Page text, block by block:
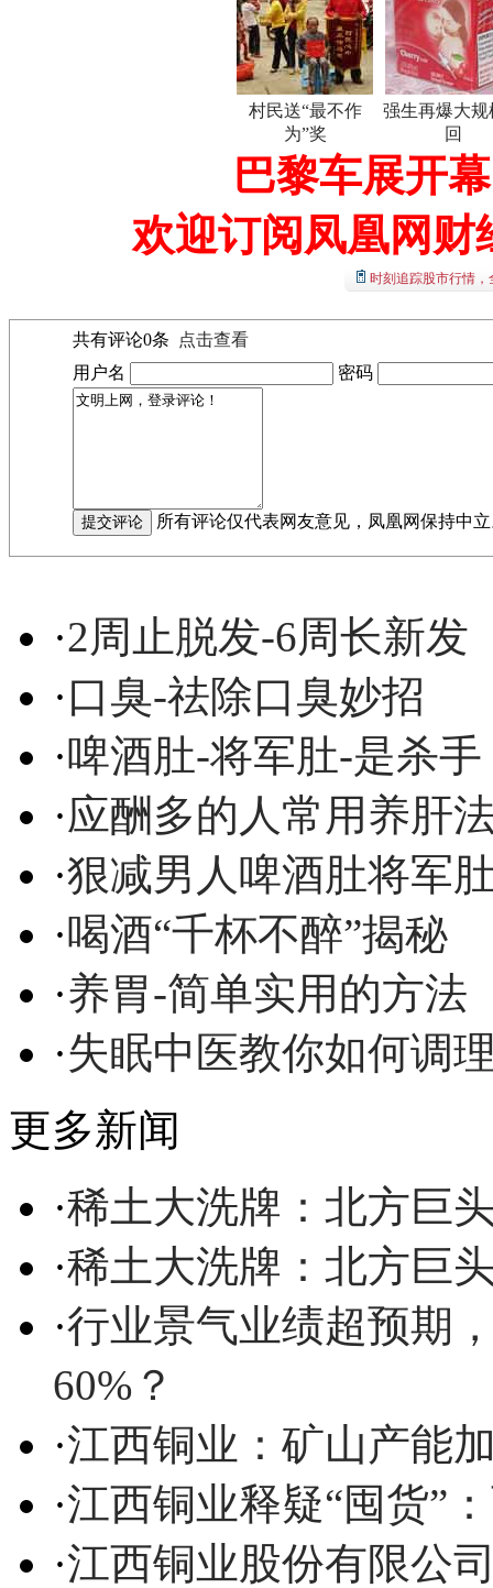
村民送“最不作
为”奖
强生再爆大规
回
巴黎车展开
欢迎订阅凤凰网财
时刻追踪股市行情
共有评论0条
点击查看
用户名
密码
所有评论仅代表网友意见，凤凰网保持中
·2周止脱发-6周长新发
·口臭-祛除口臭妙招
·啤酒肚-将军肚-是杀手
·应酬多的人常用养肝
·狠减男人啤酒肚将军
·喝酒“千杯不醉”揭秘
·养胃-简单实用的方法
·失眠中医教你如何调
更多新闻
·稀土大洗牌：北方巨
·稀土大洗牌：北方巨
·行业景气业绩超预期
60%？
·江西铜业：矿山产能
·江西铜业释疑“囤货”
·江西铜业股份有限公